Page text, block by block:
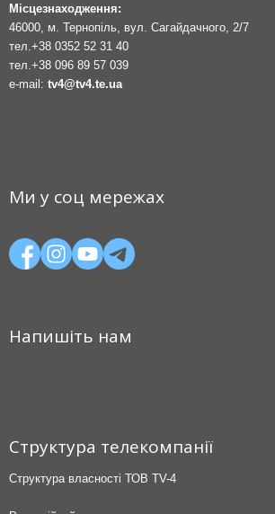
Місцезнаходження:
46000, м. Тернопіль, вул. Сагайдачного, 2/7
тел. +38 0352 52 31 40
тел. +38 096 89 57 039
e-mail: tv4@tv4.te.ua
Ми у соц мережах
Напишіть нам
Структура телекомпанії
Структура власності ТОВ TV-4